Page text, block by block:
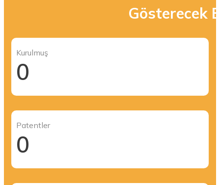
Gösterecek
Kurulmuş
0
Patentler
0